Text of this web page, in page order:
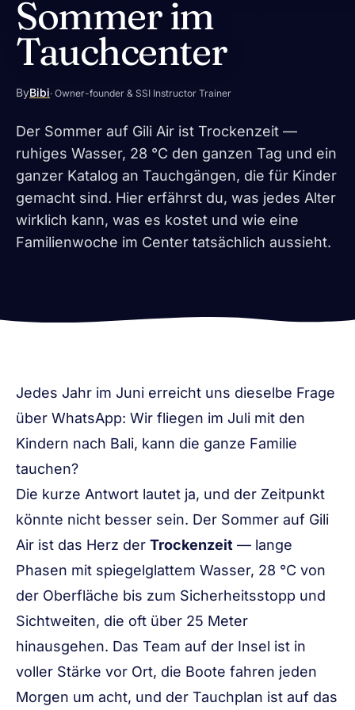
Sommer im
Tauchcenter
ByBibi· Owner-founder & SSI Instructor Trainer
Der Sommer auf Gili Air ist Trockenzeit —
ruhiges Wasser, 28 °C den ganzen Tag und ein
ganzer Katalog an Tauchgängen, die für Kinder
gemacht sind. Hier erfährst du, was jedes Alter
wirklich kann, was es kostet und wie eine
Familienwoche im Center tatsächlich aussieht.
Jedes Jahr im Juni erreicht uns dieselbe Frage
über WhatsApp: Wir fliegen im Juli mit den
Kindern nach Bali, kann die ganze Familie
tauchen?
Die kurze Antwort lautet ja, und der Zeitpunkt
könnte nicht besser sein. Der Sommer auf Gili
Air ist das Herz der Trockenzeit — lange
Phasen mit spiegelglattem Wasser, 28 °C von
der Oberfläche bis zum Sicherheitsstopp und
Sichtweiten, die oft über 25 Meter
hinausgehen. Das Team auf der Insel ist in
voller Stärke vor Ort, die Boote fahren jeden
Morgen um acht, und der Tauchplan ist auf das